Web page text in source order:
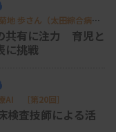
い問題はどこにで
はなく、まずは
を考える際の視
り替えがうまく
歩さん（太田綜合病院
検査科・総合睡眠医療セン
共有に注力 育児と
に挑戦
AI ［第20回］
査技師による活